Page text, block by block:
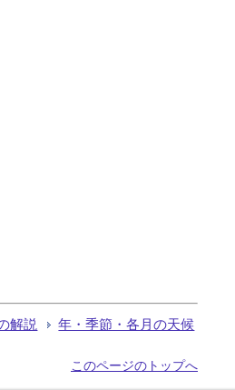
解説 年・季節・各月の天候
このページのトップへ